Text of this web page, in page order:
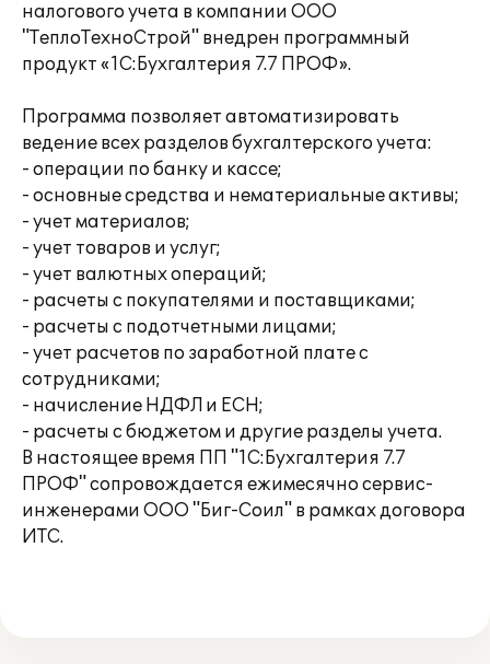
налогового учета в компании ООО
"ТеплоТехноСтрой" внедрен программный
продукт «1С:Бухгалтерия 7.7 ПРОФ».
Программа позволяет автоматизировать
ведение всех разделов бухгалтерского учета:
- операции по банку и кассе;
- основные средства и нематериальные активы;
- учет материалов;
- учет товаров и услуг;
- учет валютных операций;
- расчеты с покупателями и поставщиками;
- расчеты с подотчетными лицами;
- учет расчетов по заработной плате с
сотрудниками;
- начисление НДФЛ и ЕСН;
- расчеты с бюджетом и другие разделы учета.
В настоящее время ПП "1С:Бухгалтерия 7.7
ПРОФ" сопровождается ежимесячно сервис-
инженерами ООО "Биг-Соил" в рамках договора
ИТС.